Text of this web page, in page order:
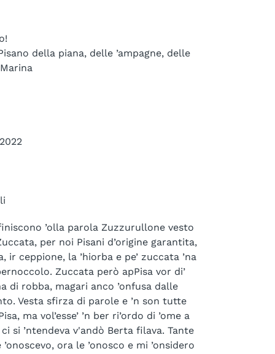
della piana, delle ’ampagne, delle
’olla parola Zuzzurullone vesto
per noi Pisani d’origine garantita,
ir ceppione, la ’hiorba e pe’ zuccata ’na
Zuccata però apPisa vor di’
di robba, magari anco ’onfusa dalle
Vesta sfirza di parole e ’n son tutte
ma vol’esse’ ’n ber ri’ordo di ’ome a
si ’ntendeva v'andò Berta filava. Tante
ora le ’onosco e mi ’onsidero